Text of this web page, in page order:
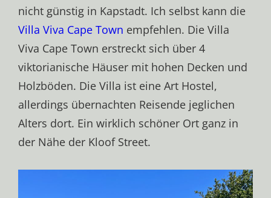
nicht günstig in Kapstadt. Ich selbst kann die
Villa Viva Cape Town empfehlen. Die Villa
Viva Cape Town erstreckt sich über 4
viktorianische Häuser mit hohen Decken und
Holzböden. Die Villa ist eine Art Hostel,
allerdings übernachten Reisende jeglichen
Alters dort. Ein wirklich schöner Ort ganz in
der Nähe der Kloof Street.